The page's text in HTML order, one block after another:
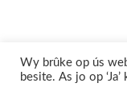
Wy brûke op ús
besite. As jo op